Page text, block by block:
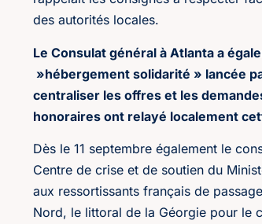
des autorités locales.
Le Consulat général à Atlanta a
»hébergement solidarité » lancée
centraliser les offres et les
honoraires ont relayé localement
Dès le 11 septembre également le
Centre de crise et de soutien du
aux ressortissants français de
Nord, le littoral de la Géorgie pour le